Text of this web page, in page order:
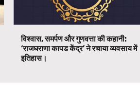
विश्वास, समर्पण और गुणवत्ता की कहानी:
‘राजघराणा कापड केंद्र’ ने रचाया व्यवसाय में
इतिहास।